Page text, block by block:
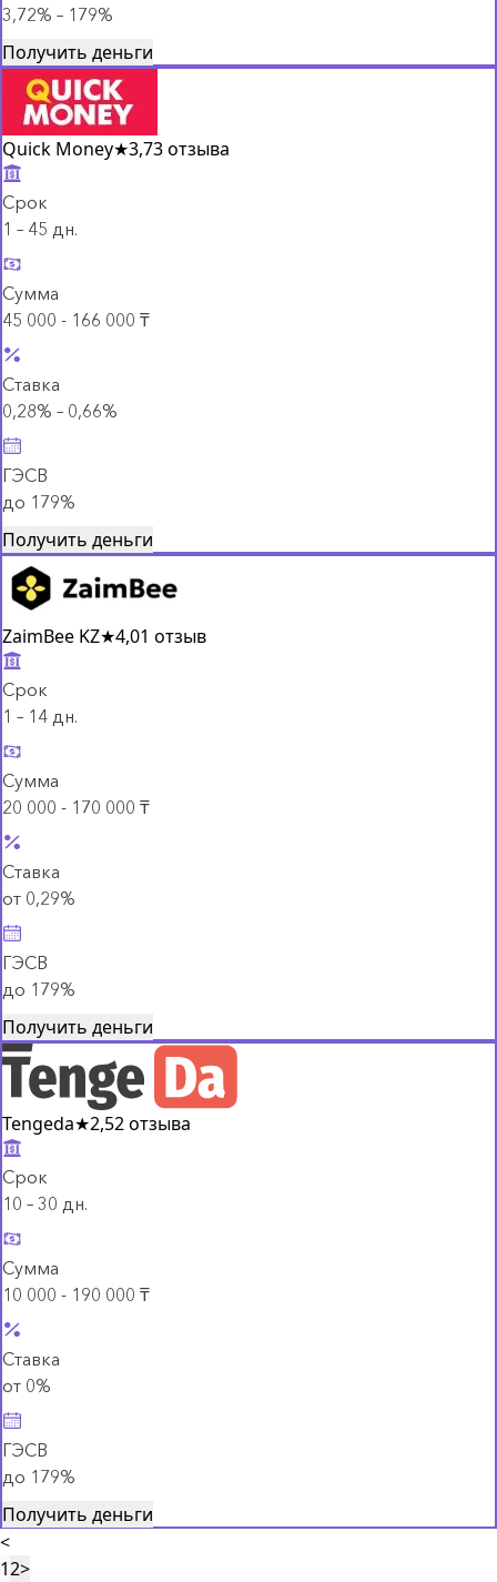
3,72% – 179%
Получить деньги
Quick Money★3,73 отзыва
Срок
1 – 45 дн.
Сумма
45 000 - 166 000 ₸
Ставка
0,28% – 0,66%
ГЭСВ
до 179%
Получить деньги
ZaimBee KZ★4,01 отзыв
Срок
1 – 14 дн.
Сумма
20 000 - 170 000 ₸
Ставка
от 0,29%
ГЭСВ
до 179%
Получить деньги
Tengeda★2,52 отзыва
Срок
10 – 30 дн.
Сумма
10 000 - 190 000 ₸
Ставка
от 0%
ГЭСВ
до 179%
Получить деньги
<
12>